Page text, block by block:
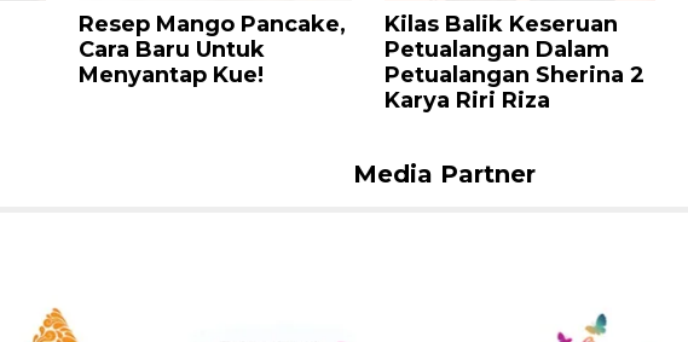
Resep Mango Pancake,
Cara Baru Untuk
Menyantap Kue!
Kilas Balik Keseruan
Petualangan Dalam
Petualangan Sherina 2
Karya Riri Riza
Media Partner